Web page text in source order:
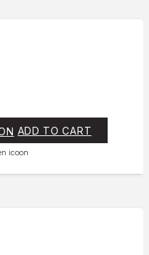
ADD TO CART